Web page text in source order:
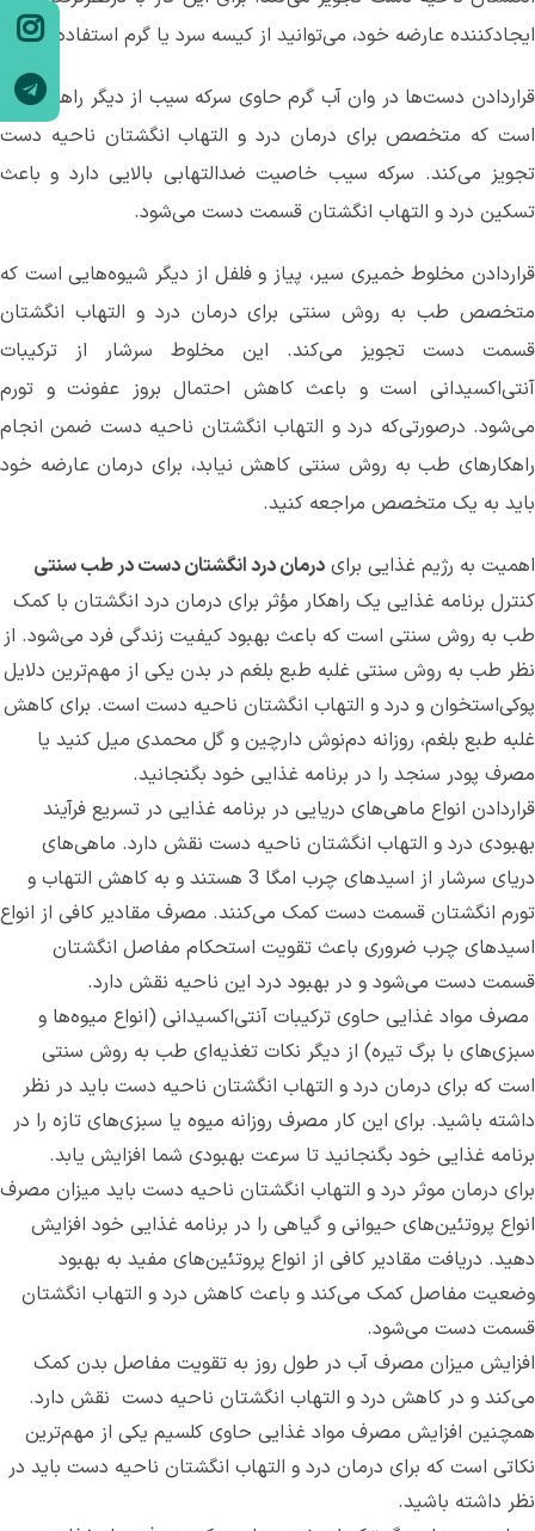
ایجادکننده عارضه خود، می‌توانید از کیسه سرد یا گرم استفاده کنید‌.
قراردادن دست‌ها در وان آب گرم حاوی سرکه سیب از دیگر راهکارهایی
است که متخصص برای درمان درد و التهاب انگشتان ناحیه دست
تجویز می‌کند. سرکه سیب خاصیت ضدالتهابی بالایی دارد و باعث
تسکین درد و التهاب انگشتان قسمت دست می‌‌شود.
قراردادن مخلوط خمیری سیر، پیاز و فلفل‌ از دیگر شیوه‌هایی است که
متخصص طب به روش سنتی برای درمان درد و التهاب انگشتان
قسمت دست تجویز می‌کند. این مخلوط سرشار از ترکیبات
آنتی‌اکسیدانی است و باعث کاهش احتمال بروز عفونت‌ و تورم
می‌شود. درصورتی‌که درد و التهاب انگشتان ناحیه دست ضمن انجام
راهکارهای طب به روش سنتی کاهش نیابد، برای درمان عارضه خود
باید به یک متخصص مراجعه کنید.
اهمیت به رژیم غذایی برای درمان درد انگشتان دست در طب سنتی
کنترل برنامه غذایی یک راهکار مؤثر برای درمان درد انگشتان با کمک
طب به روش سنتی است که باعث بهبود کیفیت زندگی فرد می‌شود‌. از
نظر طب به روش سنتی غلبه طبع بلغم در بدن یکی از مهم‌ترین دلایل
پوکی‌استخوان و درد و التهاب انگشتان ناحیه دست است. برای کاهش
غلبه طبع بلغم، روزانه دم‌نوش دارچین و گل محمدی میل کنید یا
مصرف پودر سنجد را در برنامه غذایی خود بگنجانید.
قراردادن انواع ماهی‌های دریایی در برنامه غذایی در تسریع فرآیند
بهبودی درد و التهاب انگشتان ناحیه دست نقش دارد. ماهی‌های
دریای سرشار از اسیدهای چرب امگا 3 هستند و به کاهش التهاب و
تورم انگشتان قسمت دست کمک می‌کنند‌. مصرف مقادیر کافی‌ از انواع
اسیدهای چرب ضروری باعث تقویت استحکام مفاصل انگشتان
قسمت دست می‌‌شود و در بهبود درد این ناحیه نقش دارد.
مصرف مواد غذایی حاوی ترکیبات آنتی‌اکسیدانی (انواع میوه‌ها و
سبزی‌های با برگ تیره) از دیگر نکات تغذیه‌ای طب به روش سنتی
است که برای درمان درد و التهاب انگشتان ناحیه دست باید در نظر
داشته باشید. برای این کار مصرف روزانه میوه یا سبزی‌های تازه را در
برنامه غذایی خود بگنجانید تا سرعت بهبودی شما افزایش یابد.
برای درمان‌ موثر درد و التهاب انگشتان ناحیه دست باید میزان مصرف‌
انواع پروتئین‌های حیوانی و گیاهی را در برنامه غذایی خود افزایش
دهید. دریافت مقادیر کافی از انواع پروتئین‌های مفید به بهبود
وضعیت مفاصل کمک می‌کند و باعث کاهش درد و التهاب انگشتان
قسمت دست می‌‌شود.
افزایش میزان مصرف آب در طول روز به تقویت مفاصل بدن کمک
می‌کند و در کاهش درد و التهاب انگشتان ناحیه دست ‌ نقش دارد.
همچنین افزایش مصرف مواد غذایی حاوی کلسیم یکی از مهم‌ترین
نکاتی است که برای درمان درد و التهاب انگشتان ناحیه دست باید در
نظر داشته باشید.